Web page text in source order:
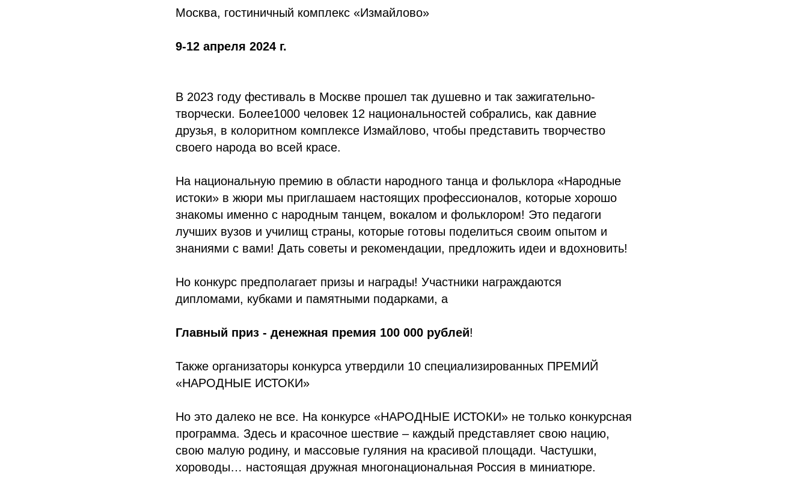
Москва, гостиничный комплекс «Измайлово»
9-12 апреля 2024 г.
В 2023 году фестиваль в Москве прошел так душевно и так зажигательно-
творчески. Более1000 человек 12 национальностей собрались, как давние
друзья, в колоритном комплексе Измайлово, чтобы представить творчество
своего народа во всей красе.
На национальную премию в области народного танца и фольклора «Народные
истоки» в жюри мы приглашаем настоящих профессионалов, которые хорошо
знакомы именно с народным танцем, вокалом и фольклором! Это педагоги
лучших вузов и училищ страны, которые готовы поделиться своим опытом и
знаниями с вами! Дать советы и рекомендации, предложить идеи и вдохновить!
Но конкурс предполагает призы и награды! Участники награждаются
дипломами, кубками и памятными подарками, а
Главный приз - денежная премия 100 000 рублей!
Также организаторы конкурса утвердили 10 специализированных ПРЕМИЙ
«НАРОДНЫЕ ИСТОКИ»
Но это далеко не все. На конкурсе «НАРОДНЫЕ ИСТОКИ» не только конкурсная
программа. Здесь и красочное шествие – каждый представляет свою нацию,
свою малую родину, и массовые гуляния на красивой площади. Частушки,
хороводы… настоящая дружная многонациональная Россия в миниатюре.